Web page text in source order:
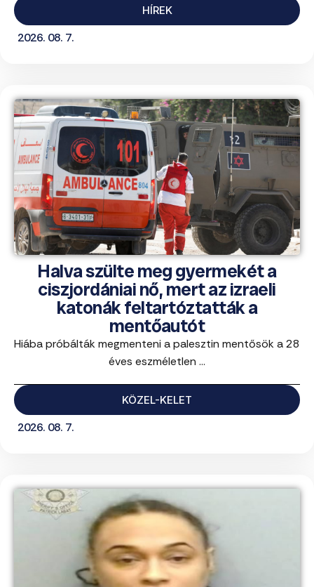
HÍREK
2026. 08. 7.
Halva szülte meg gyermekét a
ciszjordániai nő, mert az izraeli
katonák feltartóztatták a
mentőautót
Hiába próbálták megmenteni a palesztin mentősök a 28
éves eszméletlen ...
KÖZEL-KELET
2026. 08. 7.